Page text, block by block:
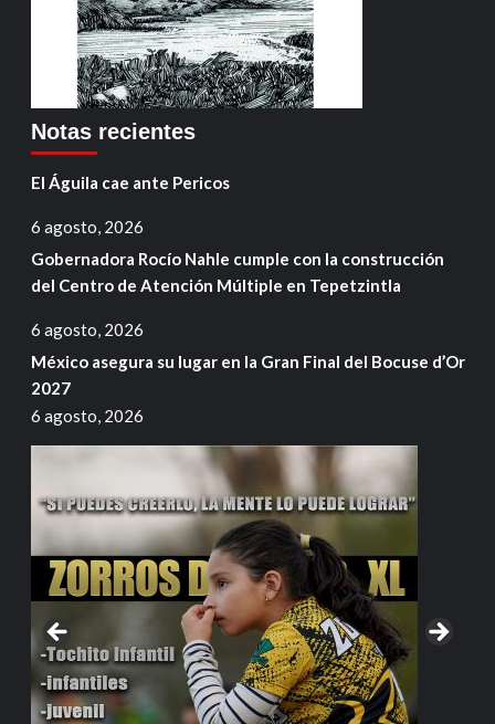
Notas recientes
El Águila cae ante Pericos
6 agosto, 2026
Gobernadora Rocío Nahle cumple con la construcción
del Centro de Atención Múltiple en Tepetzintla
6 agosto, 2026
México asegura su lugar en la Gran Final del Bocuse d’Or
2027
6 agosto, 2026